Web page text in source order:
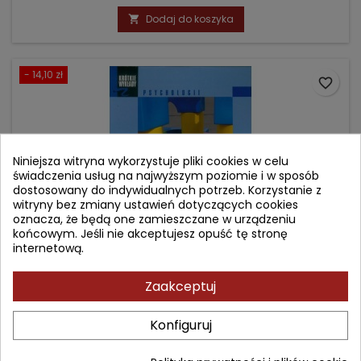
podstawowa
 Dodaj do koszyka
- 14,10 zł
SKALA INTELIGENCJI WECHSLERA DLA DZIECI (WISC-R) W
PRAKTYCE PSYCHOLOGICZNEJ
Autor: Grażyna Krasowicz-Kupis
(0)
favorite_border
Niniejsza witryna wykorzystuje pliki cookies w celu
świadczenia usług na najwyższym poziomie i w sposób
dostosowany do indywidualnych potrzeb. Korzystanie z
witryny bez zmiany ustawień dotyczących cookies
oznacza, że będą one zamieszczane w urządzeniu
końcowym. Jeśli nie akceptujesz opuść tę stronę
internetową.
Zaakceptuj
Konfiguruj